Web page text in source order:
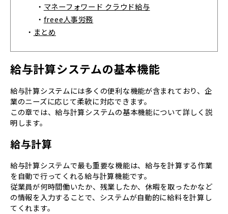
・ マネーフォワード クラウド給与
・ freee人事労務
・ まとめ
給与計算システムの基本機能
給与計算システムには多くの便利な機能が含まれており、企
業のニーズに応じて柔軟に対応できます。
この章では、給与計算システムの基本機能について詳しく説
明します。
給与計算
給与計算システムで最も重要な機能は、給与を計算する作業
を自動で行ってくれる給与計算機能です。
従業員が何時間働いたか、残業したか、休暇を取ったかなど
の情報を入力することで、システムが自動的に給料を計算し
てくれます。